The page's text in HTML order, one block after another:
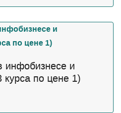
инфобизнесе и
по цене 1)